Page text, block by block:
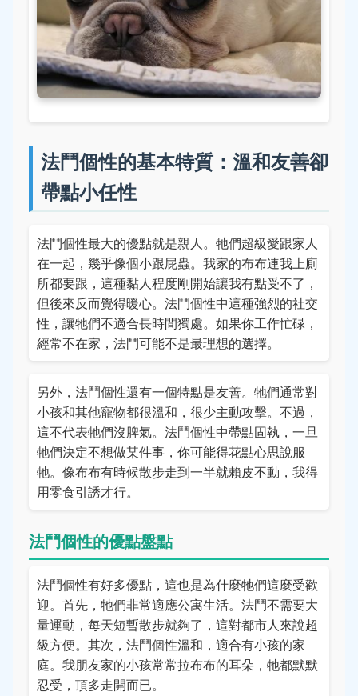
法鬥個性的基本特質：溫和友善卻
帶點小任性
法鬥個性最大的優點就是親人。牠們超級愛跟家人
在一起，幾乎像個小跟屁蟲。我家的布布連我上廁
所都要跟，這種黏人程度剛開始讓我有點受不了，
但後來反而覺得暖心。法鬥個性中這種強烈的社交
性，讓牠們不適合長時間獨處。如果你工作忙碌，
經常不在家，法鬥可能不是最理想的選擇。
另外，法鬥個性還有一個特點是友善。牠們通常對
小孩和其他寵物都很溫和，很少主動攻擊。不過，
這不代表牠們沒脾氣。法鬥個性中帶點固執，一旦
牠們決定不想做某件事，你可能得花點心思說服
牠。像布布有時候散步走到一半就賴皮不動，我得
用零食引誘才行。
法鬥個性的優點盤點
法鬥個性有好多優點，這也是為什麼牠們這麼受歡
迎。首先，牠們非常適應公寓生活。法鬥不需要大
量運動，每天短暫散步就夠了，這對都市人來說超
級方便。其次，法鬥個性溫和，適合有小孩的家
庭。我朋友家的小孩常常拉布布的耳朵，牠都默默
忍受，頂多走開而已。